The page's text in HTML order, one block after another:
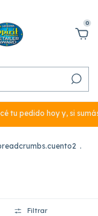
0
hoy y, si sumás más
.
Filtrar